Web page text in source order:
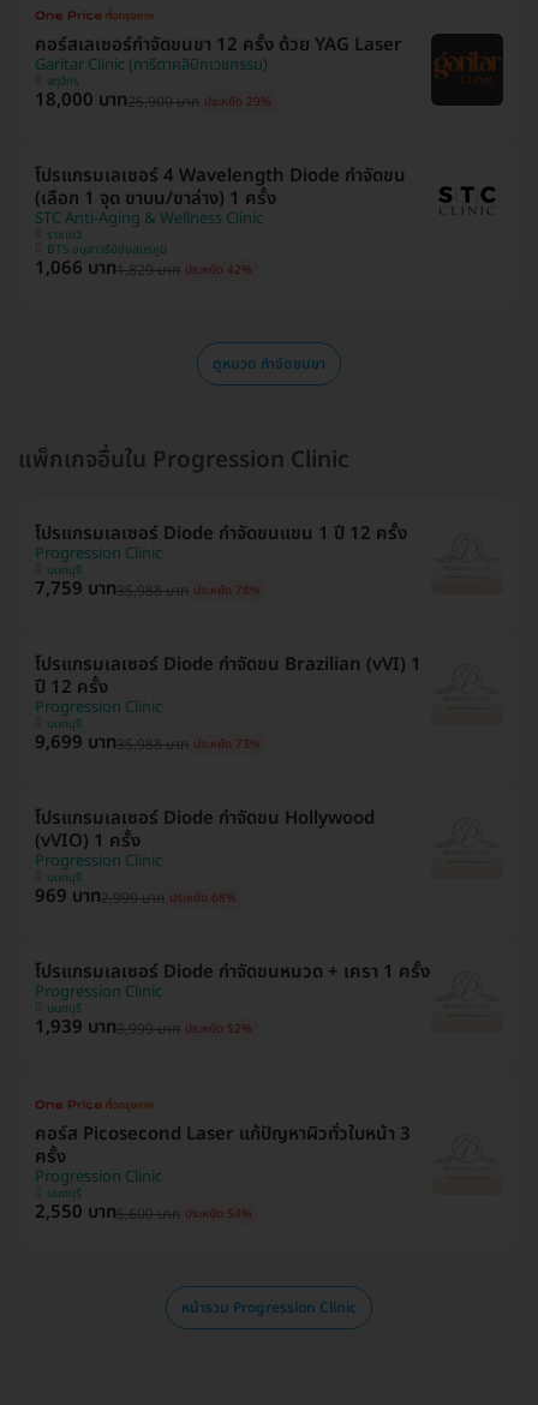
คอร์สเลเซอร์กำจัดขนขา 12 ครั้ง ด้วย YAG Laser
Garitar Clinic (การิตาคลินิกเวชกรรม)
จตุจักร
18,000 บาท25,900 บาท ประหยัด 29%
โปรแกรมเลเซอร์ 4 Wavelength Diode กำจัดขน
(เลือก 1 จุด ขาบน/ขาล่าง) 1 ครั้ง
STC Anti-Aging & Wellness Clinic
ราชเทวี
BTS อนุสาวรีย์ชัยสมรภูมิ
1,066 บาท1,829 บาท ประหยัด 42%
ดูหมวด กำจัดขนขา
แพ็กเกจอื่นใน Progression Clinic
โปรแกรมเลเซอร์ Diode กำจัดขนแขน 1 ปี 12 ครั้ง
Progression Clinic
นนทบุรี
7,759 บาท35,988 บาท ประหยัด 78%
โปรแกรมเลเซอร์ Diode กำจัดขน Brazilian (vVI) 1
ปี 12 ครั้ง
Progression Clinic
นนทบุรี
9,699 บาท35,988 บาท ประหยัด 73%
โปรแกรมเลเซอร์ Diode กำจัดขน Hollywood
(vVIO) 1 ครั้ง
Progression Clinic
นนทบุรี
969 บาท2,999 บาท ประหยัด 68%
โปรแกรมเลเซอร์ Diode กำจัดขนหนวด + เครา 1 ครั้ง
Progression Clinic
นนทบุรี
1,939 บาท3,999 บาท ประหยัด 52%
คอร์ส Picosecond Laser แก้ปัญหาผิวทั่วใบหน้า 3
ครั้ง
Progression Clinic
นนทบุรี
2,550 บาท5,600 บาท ประหยัด 54%
หน้ารวม Progression Clinic